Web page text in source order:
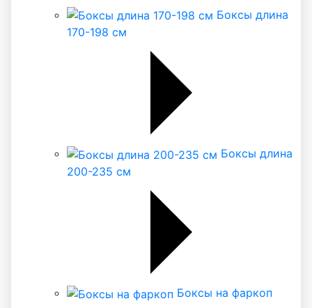
Боксы длина
170-198 см
Боксы длина
200-235 см
Боксы на фаркоп